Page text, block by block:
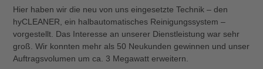
Hier haben wir die neu von uns eingesetzte Technik – den
hyCLEANER, ein halbautomatisches Reinigungssystem –
vorgestellt. Das Interesse an unserer Dienstleistung war sehr
groß. Wir konnten mehr als 50 Neukunden gewinnen und unser
Auftragsvolumen um ca. 3 Megawatt erweitern.